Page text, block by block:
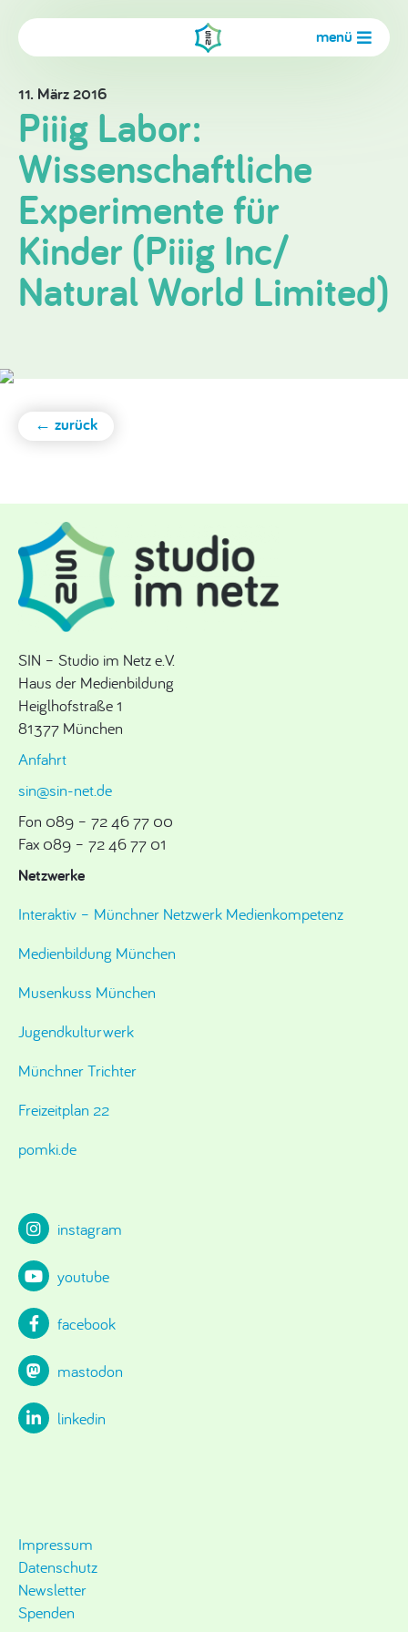
menü
11. März 2016
Piiig Labor:
Wissenschaftliche
Experimente für
Kinder (Piiig Inc/
Natural World Limited)
← zurück
SIN – Studio im Netz e.V.
Haus der Medienbildung
Heiglhofstraße 1
81377 München
Anfahrt
sin@sin-net.de
Fon 089 – 72 46 77 00
Fax 089 – 72 46 77 01
Netzwerke
Interaktiv – Münchner Netzwerk Medienkompetenz
Medienbildung München
Musenkuss München
Jugendkulturwerk
Münchner Trichter
Freizeitplan 22
pomki.de
instagram
youtube
facebook
mastodon
linkedin
Impressum
Datenschutz
Newsletter
Spenden